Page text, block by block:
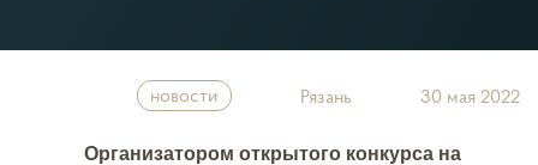
новости Рязань 30 мая 2022
Организатором открытого конкурса на